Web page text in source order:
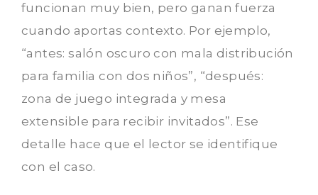
funcionan muy bien, pero ganan fuerza
cuando aportas contexto. Por ejemplo,
“antes: salón oscuro con mala distribución
para familia con dos niños”, “después:
zona de juego integrada y mesa
extensible para recibir invitados”. Ese
detalle hace que el lector se identifique
con el caso.